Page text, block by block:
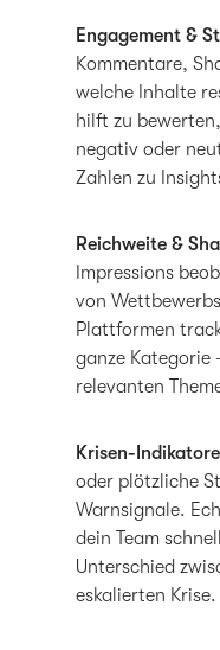
Engagement &
Kommentare,
welche Inhalte
hilft zu
negativ oder
Zahlen zu
Reichweite &
Impressions
von
Plattformen
ganze Kategorie
relevanten
Krisen-
oder plötzliche
Warnsignale.
dein Team
Unterschied
eskalierten Krise.